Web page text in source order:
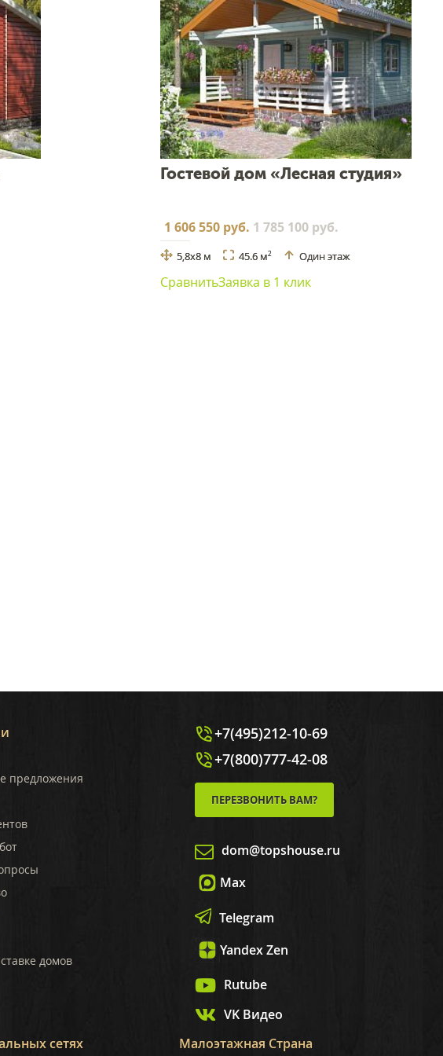
Гостевой дом «Лесная студия»
1 606 550 руб. 1 785 100 руб.
5,8x8 м 45.6 м2 Один этаж
СравнитьЗаявка в 1 клик
предложения
домов
+7(495)212-10-69
+7(800)777-42-08
ПЕРЕЗВОНИТЬ ВАМ?
dom@topshouse.ru
Max
Telegram
Yandex Zen
Rutube
VK Видео
сетях
Малоэтажная Страна